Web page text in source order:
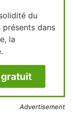
du
dans
la
gratuit
Advertisement